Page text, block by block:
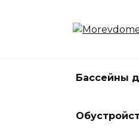
Бассейны